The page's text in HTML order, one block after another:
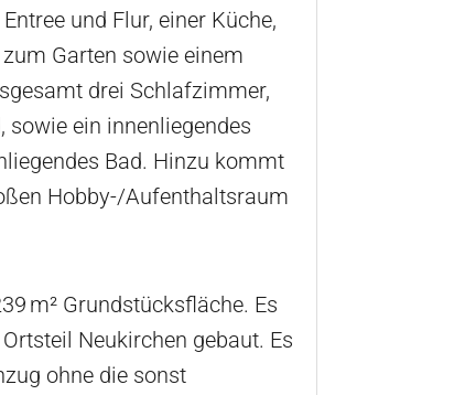
und Flur, einer Küche,
Garten sowie einem
drei Schlafzimmer,
ein innenliegendes
Bad. Hinzu kommt
Hobby-/Aufenthaltsraum
m² Grundstücksfläche. Es
Neukirchen gebaut. Es
ohne die sonst